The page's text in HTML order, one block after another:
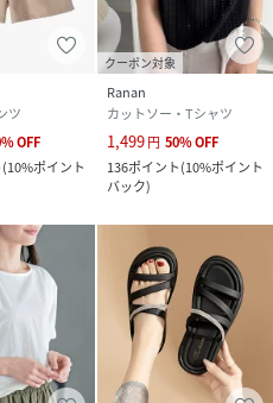
ツ
%OFF
(10%ポイント
クーポン対象
Ranan
カットソー・Tシャツ
1,499円 50%OFF
136ポイント(10%ポイント
バック)